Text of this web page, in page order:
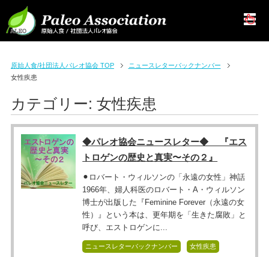
原始人食/社団法人パレオ協会 TOP
ニュースレターバックナンバー
女性疾患
カテゴリー: 女性疾患
◆パレオ協会ニュースレター◆ 『エス
トロゲンの歴史と真実〜その２』
⚫︎ロバート・ウィルソンの「永遠の女性」神話
1966年、婦人科医のロバート・A・ウィルソン
博士が出版した『Feminine Forever（永遠の女
性）』という本は、更年期を「生きた腐敗」と
呼び、エストロゲンに...
ニュースレターバックナンバー 女性疾患